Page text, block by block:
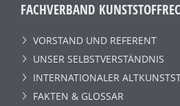
FACHVERBAND
VORSTAND UND REFERENT
UNSER SELBSTVERSTÄNDNIS
INTERNATIONALER
FAKTEN & GLOSSAR